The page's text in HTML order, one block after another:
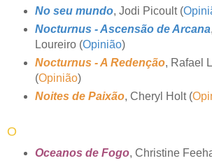
No seu mundo, Jodi Picoult (
Nocturnus - Ascensão de Arcana
Loureiro (Opinião)
Nocturnus - A Redenção, Rafael
(Opinião)
Noites de Paixão, Cheryl Holt (
O
Oceanos de Fogo, Christine